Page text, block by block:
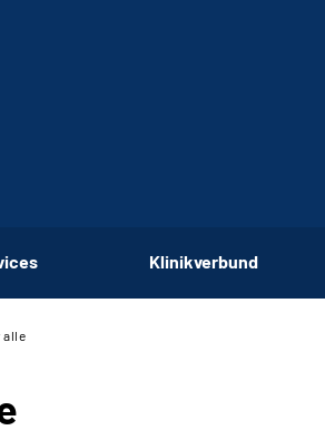
Klinikverbund
alle